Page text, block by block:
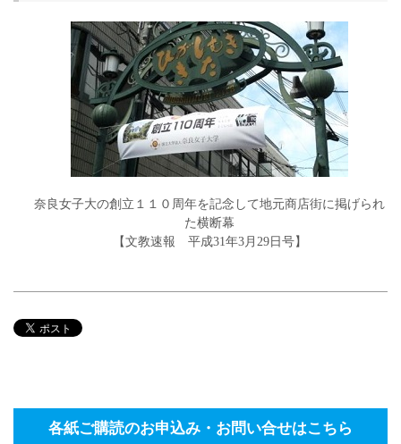
奈良女子大の創立１１０周年を記念して地元商店街に掲げられ
た横断幕
【文教速報 平成31年3月29日号】
各紙ご購読のお申込み・お問い合せはこちら